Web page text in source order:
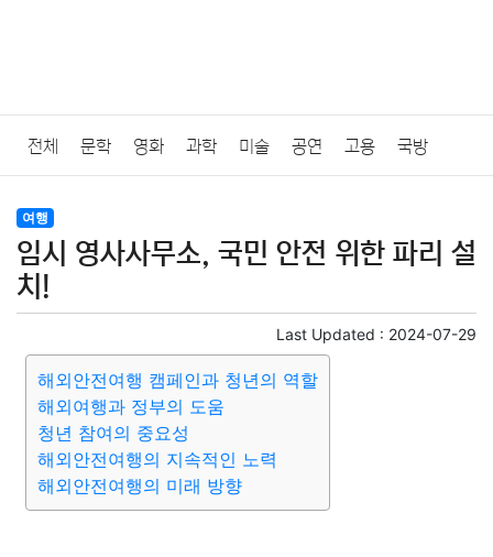
전체 문학 영화 과학 미술 공연 고용 국방
법률
질병 가요 방송 일상 주식 암호화폐 블록체인
미용 증권 인테리어
요리 상품리뷰 원예 금융 게임
대출 자동차 취미 여행 맛집
종교 사회 정치 건강 의료 의학
여행
임시 영사사무소, 국민 안전 위한 파리 설
치!
Last Updated : 2024-07-29
해외안전여행 캠페인과 청년의 역할
해외여행과 정부의 도움
청년 참여의 중요성
해외안전여행의 지속적인 노력
해외안전여행의 미래 방향